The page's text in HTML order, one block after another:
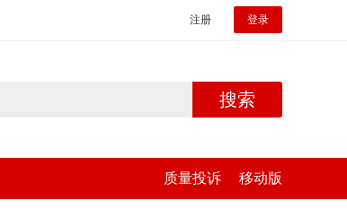
注册 登录
搜索
质量投诉 移动版